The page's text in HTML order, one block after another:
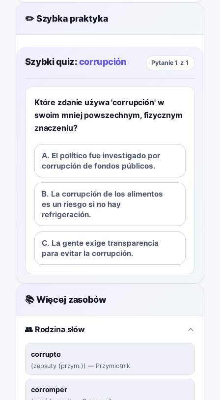
✏️ Szybka praktyka
Szybki quiz:corrupción Pytanie 1 z 1
Które zdanie używa 'corrupción' w
swoim mniej powszechnym, fizycznym
znaczeniu?
A. El político fue investigado por
corrupción de fondos públicos.
B. La corrupción de los alimentos
es un riesgo si no hay
refrigeración.
C. La gente exige transparencia
para evitar la corrupción.
📚 Więcej zasobów
👥 Rodzina słów
corrupto
(zepsuty (przym.)) — Przymiotnik
corromper